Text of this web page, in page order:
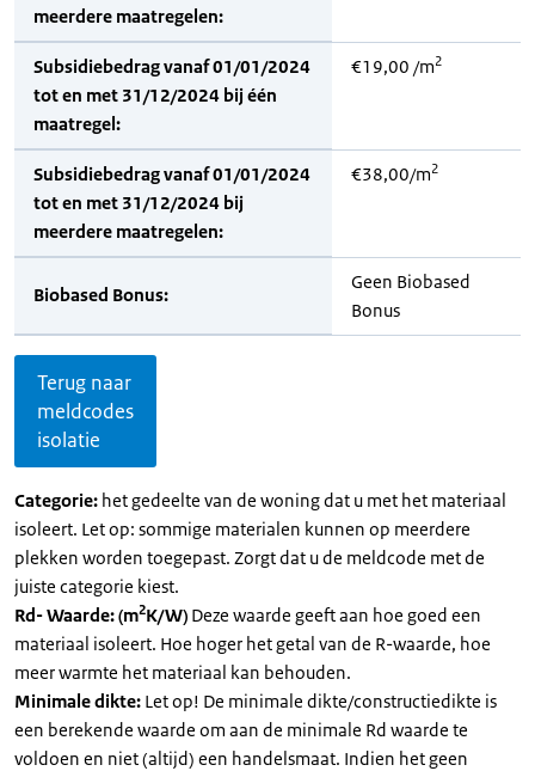
meerdere maatregelen:
Subsidiebedrag vanaf 01/01/2024
tot en met 31/12/2024 bij één
maatregel:
€19,00 /m2
Subsidiebedrag vanaf 01/01/2024
tot en met 31/12/2024 bij
meerdere maatregelen:
€38,00/m2
Biobased Bonus:
Geen Biobased
Bonus
Terug naar
meldcodes
isolatie
Categorie: het gedeelte van de woning dat u met het materiaal
isoleert. Let op: sommige materialen kunnen op meerdere
plekken worden toegepast. Zorgt dat u de meldcode met de
juiste categorie kiest.
Rd- Waarde: (m2K/W) Deze waarde geeft aan hoe goed een
materiaal isoleert. Hoe hoger het getal van de R-waarde, hoe
meer warmte het materiaal kan behouden.
Minimale dikte: Let op! De minimale dikte/constructiedikte is
een berekende waarde om aan de minimale Rd waarde te
voldoen en niet (altijd) een handelsmaat. Indien het geen